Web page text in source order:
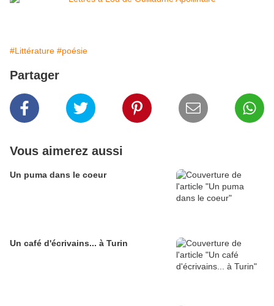
#Littérature #poésie
Partager
Vous aimerez aussi
Un puma dans le coeur
Un café d'écrivains... à Turin